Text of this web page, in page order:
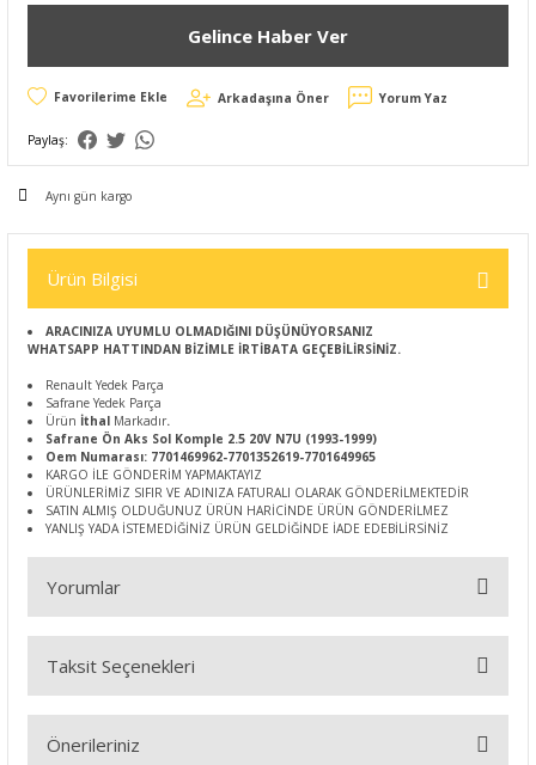
Gelince Haber Ver
Arkadaşına Öner Yorum Yaz
Paylaş:
Aynı gün kargo
Ürün Bilgisi
ARACINIZA UYUMLU OLMADIĞINI DÜŞÜNÜYORSANIZ
WHATSAPP HATTINDAN BİZİMLE İRTİBATA GEÇEBİLİRSİNİZ.
Renault Yedek Parça
Safrane Yedek Parça
Ürün İthal Markadır.
Safrane Ön Aks Sol Komple 2.5 20V N7U (1993-1999)
Oem Numarası: 7701469962-7701352619-7701649965
KARGO İLE GÖNDERİM YAPMAKTAYIZ
ÜRÜNLERİMİZ SIFIR VE ADINIZA FATURALI OLARAK GÖNDERİLMEKTEDİR
SATIN ALMIŞ OLDUĞUNUZ ÜRÜN HARİCİNDE ÜRÜN GÖNDERİLMEZ
YANLIŞ YADA İSTEMEDİĞİNİZ ÜRÜN GELDİĞİNDE İADE EDEBİLİRSİNİZ
Yorumlar
Bu ürüne ilk yorumu siz yapın!
Taksit Seçenekleri
Önerileriniz